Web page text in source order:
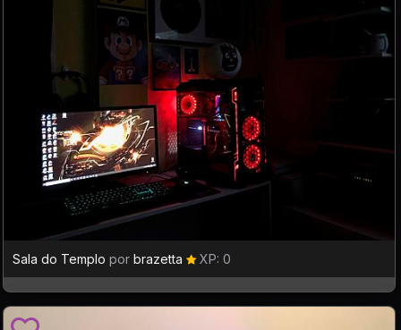
Sala do Templo por brazetta XP: 0